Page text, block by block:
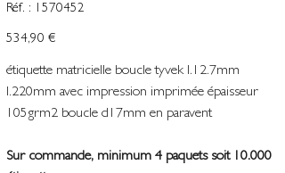
Réf. :
SKU
1570452
1570452
Prix
534,90 €
étiquette matricielle boucle tyvek l.12.7mm
l.220mm avec impression imprimée épaisseur
105grm2 boucle d17mm en paravent
Sur commande, minimum 4 paquets soit 10.000